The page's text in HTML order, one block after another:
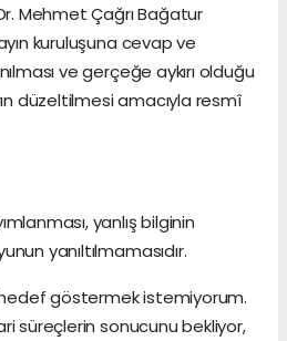
Mehmet Çağrı Bağatur
kuruluşuna cevap ve
ve gerçeğe aykırı olduğu
düzeltilmesi amacıyla resmî
yanlış bilginin
yanıltılmamasıdır.
göstermek istemiyorum.
süreçlerin sonucunu bekliyor,